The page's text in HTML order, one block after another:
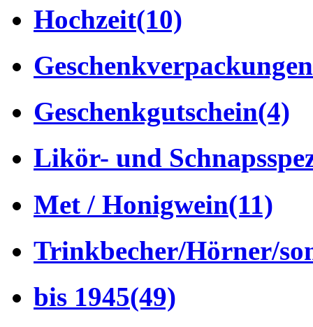
Hochzeit(10)
Geschenkverpackungen
Geschenkgutschein(4)
Likör- und
Met / Honigwein(11)
Trinkbecher/Hörner/
bis 1945(49)